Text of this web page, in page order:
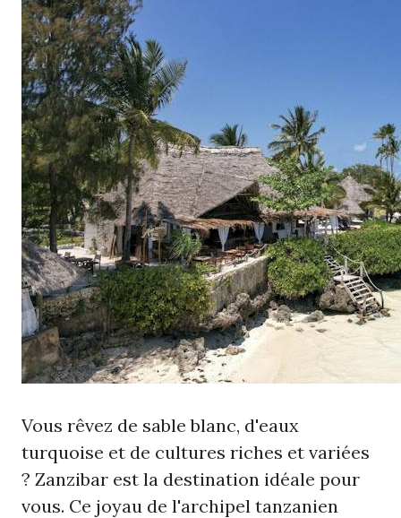
Vous rêvez de sable blanc, d'eaux
turquoise et de cultures riches et variées
? Zanzibar est la destination idéale pour
vous. Ce joyau de l'archipel tanzanien